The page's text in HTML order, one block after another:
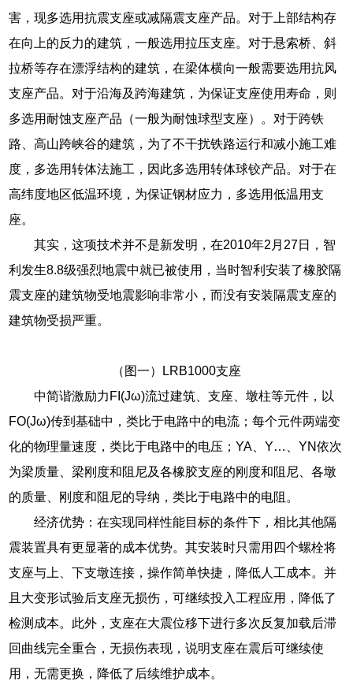
害，现多选用抗震支座或减隔震支座产品。对于上部结构存
在向上的反力的建筑，一般选用拉压支座。对于悬索桥、斜
拉桥等存在漂浮结构的建筑，在梁体横向一般需要选用抗风
支座产品。对于沿海及跨海建筑，为保证支座使用寿命，则
多选用耐蚀支座产品（一般为耐蚀球型支座）。对于跨铁
路、高山跨峡谷的建筑，为了不干扰铁路运行和减小施工难
度，多选用转体法施工，因此多选用转体球铰产品。对于在
高纬度地区低温环境，为保证钢材应力，多选用低温用支
座。
其实，这项技术并不是新发明，在2010年2月27日，智
利发生8.8级强烈地震中就已被使用，当时智利安装了橡胶隔
震支座的建筑物受地震影响非常小，而没有安装隔震支座的
建筑物受损严重。
（图一）LRB1000支座
中简谐激励力FI(Jω)流过建筑、支座、墩柱等元件，以
FO(Jω)传到基础中，类比于电路中的电流；每个元件两端变
化的物理量速度，类比于电路中的电压；YA、Y…、YN依次
为梁质量、梁刚度和阻尼及各橡胶支座的刚度和阻尼、各墩
的质量、刚度和阻尼的导纳，类比于电路中的电阻。
经济优势：在实现同样性能目标的条件下，相比其他隔
震装置具有更显著的成本优势。其安装时只需用四个螺栓将
支座与上、下支墩连接，操作简单快捷，降低人工成本。并
且大变形试验后支座无损伤，可继续投入工程应用，降低了
检测成本。此外，支座在大震位移下进行多次反复加载后滞
回曲线完全重合，无损伤表现，说明支座在震后可继续使
用，无需更换，降低了后续维护成本。